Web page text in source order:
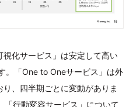
化サービス」は安定して高い
。「One to Oneサービス」は外
、四半期ごとに変動がありま
行動変容サービス」について